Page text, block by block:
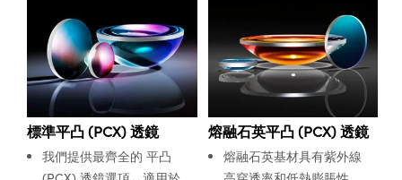
Components | SCHOTT 光
| 紅外線光學產品
| 光纖
| 雷射光學
| 雷射顯微鏡
Isolators | 晶體和隔離器
| 雷射偏光片
| 雷射稜鏡
Objectives
Cameras
Lighting |顯微鏡照明
Systems| 體視顯微鏡系統
| 顯微鏡濾光片
Accessories | 成像鏡頭配件
Labs Cameras™ | Lucid Vision
| Pixelink 相機
Tools | 量測工具
Components | 主動光學元件
and Detection
驗室套件
| 雷射防護
性裝置
Production
Processing
Tomography
and Detection
and Production | 清倉實驗室
and Detection
and Production | 重新認證實
用品
the desired focal plane. Plano-Convex lenses are
commonly used in a wide range of applications or
industries.
Edmund Optics offers the world’s largest inventory of off-
the-shelf optical components, which includes a large
variety of Plano-Convex Lenses. Edmund Optics’ PCX
lenses are available in a range of coating or substrate
options. Anti-reflection coatings range from the
標準平凸 (PCX) 透鏡
我們提供最齊全的 平凸
熔融石英平凸 (PCX) 透鏡
熔融石英基材具有紫外線